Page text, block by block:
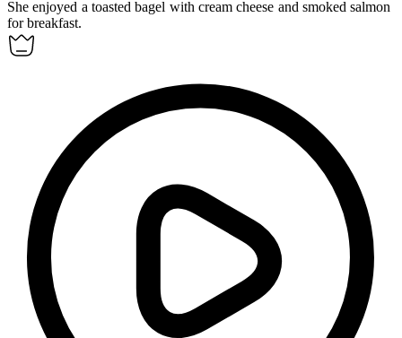
She enjoyed a toastedbagel with cream cheese and smoked salmon
for breakfast.